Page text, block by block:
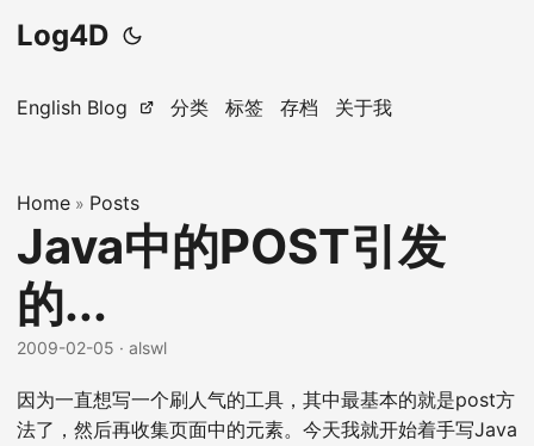
Log4D
English Blog 分类 标签 存档 关于我
Home » Posts
Java中的POST引发
的...
2009-02-05 · alswl
因为一直想写一个刷人气的工具，其中最基本的就是post方
法了，然后再收集页面中的元素。今天我就开始着手写Java